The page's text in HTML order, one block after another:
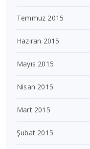
Temmuz 2015
Haziran 2015
Mayıs 2015
Nisan 2015
Mart 2015
Şubat 2015